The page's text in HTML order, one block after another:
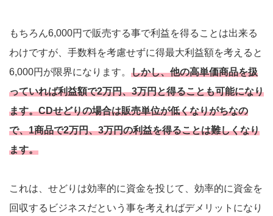
もちろん6,000円で販売する事で利益を得ることは出来る
わけですが、手数料を考慮せずに得最大利益額を考えると
6,000円が限界になります。 しかし、他の高単価商品を扱
っていれば利益額で2万円、3万円と得ることも可能になり
ます。CDせどりの場合は販売単位が低くなりがちなの
で、1商品で2万円、3万円の利益を得ることは難しくなり
ます。
これは、せどりは効率的に資金を投じて、効率的に資金を
回収するビジネスだという事を考えればデメリットになり